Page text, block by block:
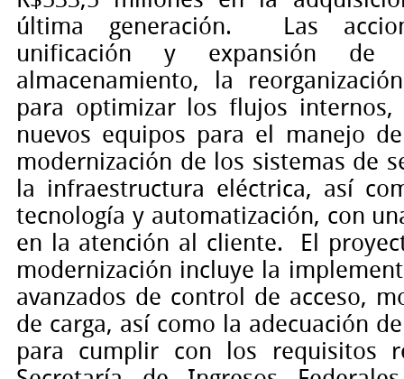
última generación.
Las
unificación y expansión
almacenamiento, la
para optimizar los flujos
nuevos equipos para el manejo
modernización de los sistemas de
la infraestructura eléctrica, así
tecnología y automatización, con
en la atención al cliente.
El
modernización incluye la
avanzados de control de acceso,
de carga, así como la adecuación
para cumplir con los requisitos